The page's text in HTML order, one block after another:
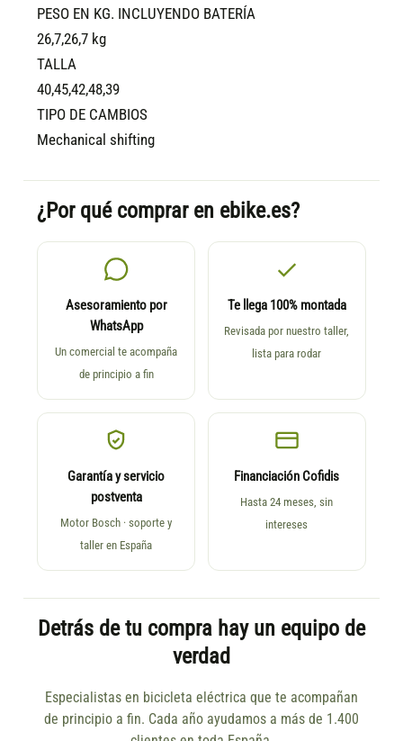
PESO EN KG. INCLUYENDO BATERÍA
26,7,26,7 kg
TALLA
40,45,42,48,39
TIPO DE CAMBIOS
Mechanical shifting
¿Por qué comprar en ebike.es?
Asesoramiento por
WhatsApp
Un comercial te acompaña
de principio a fin
Te llega 100% montada
Revisada por nuestro taller,
lista para rodar
Garantía y servicio
postventa
Motor Bosch · soporte y
taller en España
Financiación Cofidis
Hasta 24 meses, sin
intereses
Detrás de tu compra hay un equipo de
verdad
Especialistas en bicicleta eléctrica que te acompañan
de principio a fin. Cada año ayudamos a más de 1.400